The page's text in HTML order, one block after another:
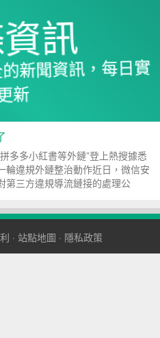
訊
新聞資訊，每日實
新
多多小紅書等外鏈”登上熱搜據悉
輪違規外鏈整治動作近日，微信安
第三方違規導流鏈接的處理公
· 站點地圖 · 隱私政策